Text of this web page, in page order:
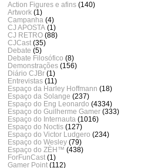
Action Figures e afins (140)
Artwork (1)
Campanha (4)
CJ APOSTA (1)
CJ RETRO (88)
CJCast (35)
Debate (5)
Debate Filosófico (8)
Demonstrações (156)
Diário CJBr (1)
Entrevistas (11)
Espaço da Harley Hoffmann (18)
Espaço da Solange (237)
Espaço do Eng Leonardo (4334)
Espaço do Guilherme Gamer (333)
Espaço do Internauta (1016)
Espaço do Noctis (127)
Espaço do Victor Ludgero (234)
Espaço do Wesley (79)
Espaço do ZÈH™ (438)
ForFunCast (1)
Gamer Point (112)